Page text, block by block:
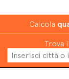
Calcola
Trova il